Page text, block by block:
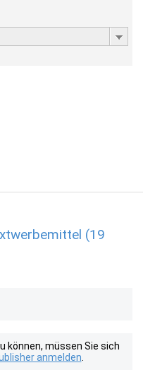
(19
können, müssen Sie sich
anmelden